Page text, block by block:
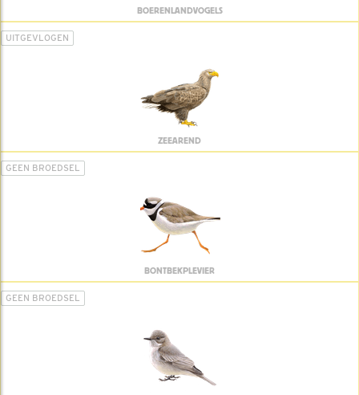
BOERENLANDVOGELS
UITGEVLOGEN
ZEEAREND
GEEN BROEDSEL
BONTBEKPLEVIER
GEEN BROEDSEL